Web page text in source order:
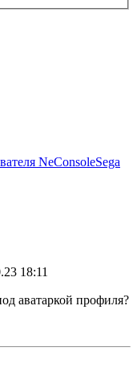
NeConsoleSega
18:11
аватаркой профиля?